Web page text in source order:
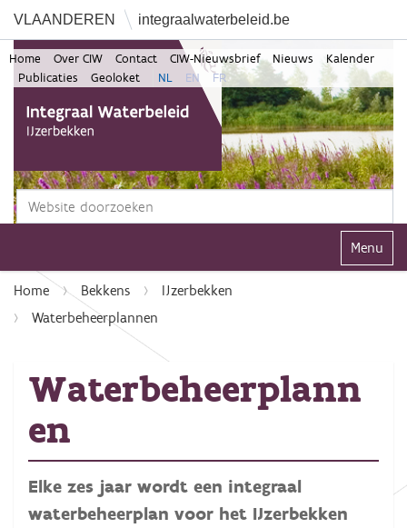
VLAANDEREN integraalwaterbeleid.be
Zoek
Home Over CIW Contact CIW-Nieuwsbrief Nieuws
Kalender
Publicaties
Geoloket NL EN FR
Klap
Home Bekkens
IJzerbekken
Waterbeheerplannen
Waterbeheerplann
en
Elke zes jaar wordt een integraal
waterbeheerplan voor het IJzerbekken